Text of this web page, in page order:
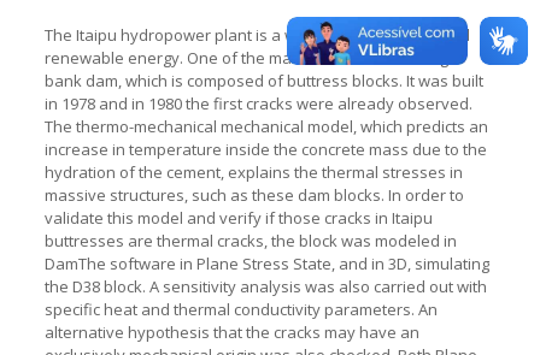
The Itaipu hydropower plant is a world leader in clean and
renewable energy. One of the main structures is the right
bank dam, which is composed of buttress blocks. It was built
in 1978 and in 1980 the first cracks were already observed.
The thermo-mechanical mechanical model, which predicts an
increase in temperature inside the concrete mass due to the
hydration of the cement, explains the thermal stresses in
massive structures, such as these dam blocks. In order to
validate this model and verify if those cracks in Itaipu
buttresses are thermal cracks, the block was modeled in
DamThe software in Plane Stress State, and in 3D, simulating
the D38 block. A sensitivity analysis was also carried out with
specific heat and thermal conductivity parameters. An
alternative hypothesis that the cracks may have an